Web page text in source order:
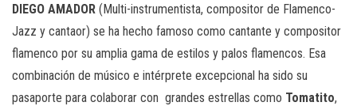
DIEGO AMADOR (Multi-instrumentista, compositor de Flamenco-
Jazz y cantaor) se ha hecho famoso como cantante y compositor
flamenco por su amplia gama de estilos y palos flamencos. Esa
combinación de músico e intérprete excepcional ha sido su
pasaporte para colaborar con grandes estrellas como Tomatito,